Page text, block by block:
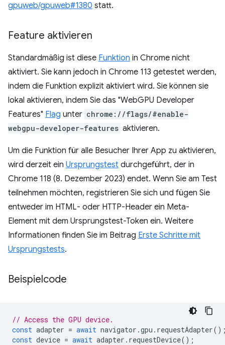
gpuweb/gpuweb#1380 statt.
Feature aktivieren
Standardmäßig ist diese Funktion in Chrome nicht
aktiviert. Sie kann jedoch in Chrome 113 getestet werden,
indem die Funktion explizit aktiviert wird. Sie können sie
lokal aktivieren, indem Sie das "WebGPU Developer
Features" Flag unter chrome://flags/#enable-
webgpu-developer-features aktivieren.
Um die Funktion für alle Besucher Ihrer App zu aktivieren,
wird derzeit ein Ursprungstest durchgeführt, der in
Chrome 118 (8. Dezember 2023) endet. Wenn Sie am Test
teilnehmen möchten, registrieren Sie sich und fügen Sie
entweder im HTML- oder HTTP-Header ein Meta-
Element mit dem Ursprungstest-Token ein. Weitere
Informationen finden Sie im Beitrag Erste Schritte mit
Ursprungstests.
Beispielcode
// Access the GPU device.
const adapter = await navigator .gpu . requestAdapter
const device = await adapter . requestDevice();